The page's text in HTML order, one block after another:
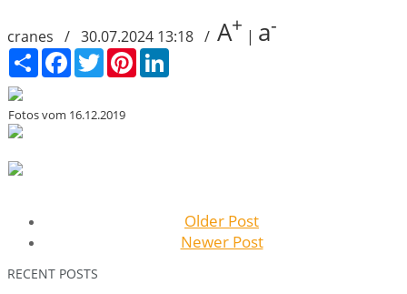
cranes / 30.07.2024 13:18 / A+ | a-
Сподели FacebookTwitter Pinterest
Fotos vom 16.12.2019
Older Post
Newer Post
RECENT POSTS